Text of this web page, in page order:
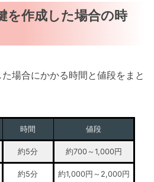
を作成した場合の時
場合にかかる時間と値段をまと
時間 値段
約5分 約700～1,000円
約5分 約1,000円～2,000円